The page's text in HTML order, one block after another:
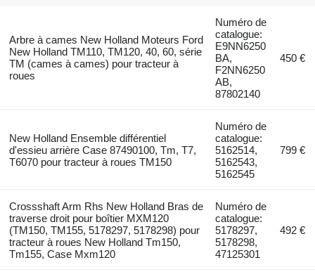
Arbre à cames New Holland Moteurs Ford
New Holland TM110, TM120, 40, 60, série
TM (cames à cames) pour tracteur à
roues
Numéro de
catalogue:
E9NN6250
BA,
F2NN6250
AB,
87802140
450 €
New Holland Ensemble différentiel
d'essieu arrière Case 87490100, Tm, T7,
T6070 pour tracteur à roues TM150
Numéro de
catalogue:
5162514,
5162543,
5162545
799 €
Crossshaft Arm Rhs New Holland Bras de
traverse droit pour boîtier MXM120
(TM150, TM155, 5178297, 5178298) pour
tracteur à roues New Holland Tm150,
Tm155, Case Mxm120
Numéro de
catalogue:
5178297,
5178298,
47125301
492 €